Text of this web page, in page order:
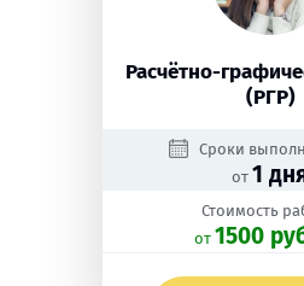
Расчётно-
(РГР)
Сроки
от 1
Стоимость
oт 1500